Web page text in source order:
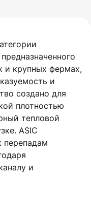
и крупных фермах,
и
создано для
плотностью
тепловой
ASIC
перепадам
и